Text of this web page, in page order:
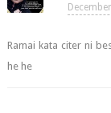
Ramai kata citer ni
he he